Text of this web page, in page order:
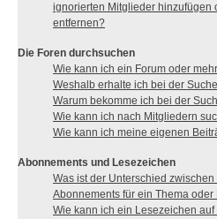
ignorierten Mitglieder hinzufügen
entfernen?
Die Foren durchsuchen
Wie kann ich ein Forum oder
Weshalb erhalte ich bei der
Warum bekomme ich bei der
Wie kann ich nach Mitgliedern
Wie kann ich meine eigenen
Abonnements und Lesezeichen
Was ist der Unterschied
Abonnements für ein Thema oder
Wie kann ich ein Lesezeichen